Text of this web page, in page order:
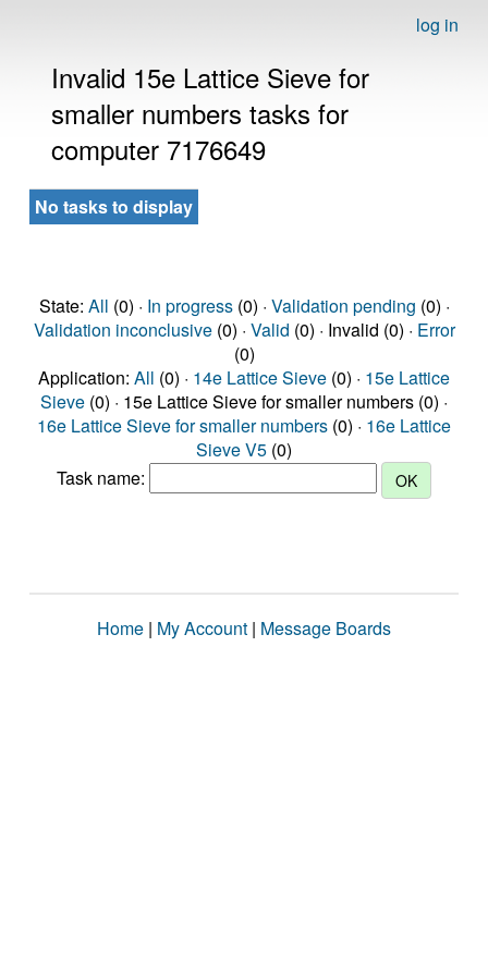
log in
Invalid 15e Lattice Sieve for
smaller numbers tasks for
computer 7176649
No tasks to display
State: All (0) · In progress(0) · Validation pending (0) ·
Validation inconclusive(0) · Valid (0) · Invalid (0) · Error
(0)
Application: All (0) · 14e Lattice Sieve (0) · 15e Lattice
Sieve (0) · 15e Lattice Sieve for smaller numbers (0) ·
16e Lattice Sieve for smaller numbers (0) · 16e Lattice
Sieve V5 (0)
Task name:
Home | My Account | Message Boards